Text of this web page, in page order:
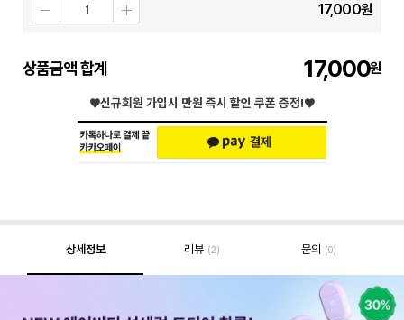
17,000원
상품금액 합계 17,000
♥신규회원 가입시 만원 즉시 할인 쿠폰 증정!♥
상세정보 리뷰 (2) 문의 (0)